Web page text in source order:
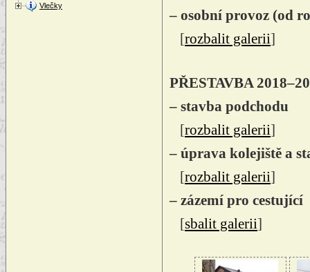
Vlečky
– osobní provoz (od
[rozbalit galerii]
PŘESTAVBA
– stavba podchodu
[rozbalit galerii]
– úprava kolejiště a
[rozbalit galerii]
– zázemí pro cestující
[sbalit galerii]